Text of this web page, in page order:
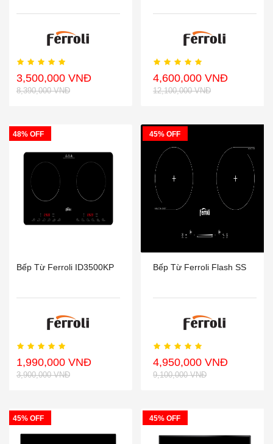
3,500,000 VNĐ
8,390,000 VNĐ
4,600,000 VNĐ
12,100,000 VNĐ
48% OFF
Bếp Từ Ferroli ID3500KP
1,990,000 VNĐ
3,900,000 VNĐ
45% OFF
Bếp Từ Ferroli Flash SS
4,950,000 VNĐ
9,100,000 VNĐ
45% OFF 45% OFF